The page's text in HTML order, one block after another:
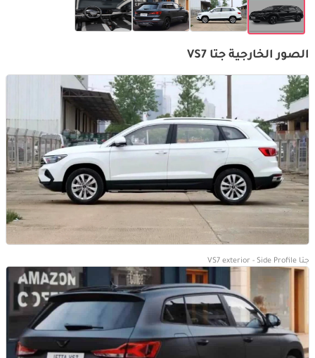
الصور الخارجية جتا VS7
جتا VS7 exterior - Side Profile